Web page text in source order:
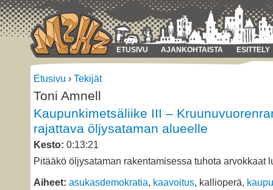
ETUSIVU AJANKOHTAISTA ESITTELY
Etusivu › Tekijät
Toni Amnell
Kaupunkimetsäliike III –
rajattava öljysataman alueelle
Kesto: 0:13:21
Pitääkö öljysataman rakentamisessa tuhota arvokkaat
Aiheet: asukasdemokratia, kaavoitus, kallioperä,